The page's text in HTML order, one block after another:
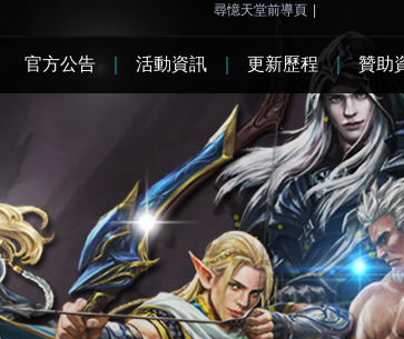
尋憶天堂前導頁